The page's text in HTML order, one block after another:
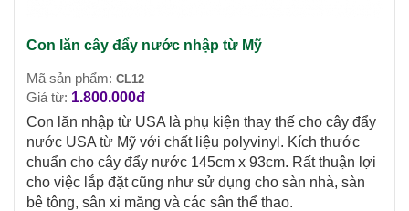
Con lăn cây đẩy nước nhập từ Mỹ
Mã sản phẩm: CL12
Giá từ: 1.800.000đ
Con lăn nhập từ USA là phụ kiện thay thế cho cây đẩy
nước USA từ Mỹ với chất liệu polyvinyl. Kích thước
chuẩn cho cây đẩy nước 145cm x 93cm. Rất thuận lợi
cho việc lắp đặt cũng như sử dụng cho sàn nhà, sàn
bê tông, sân xi măng và các sân thể thao.